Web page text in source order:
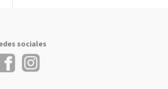
sociales